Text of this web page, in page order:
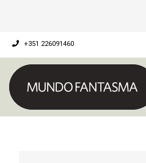
+351 226091460